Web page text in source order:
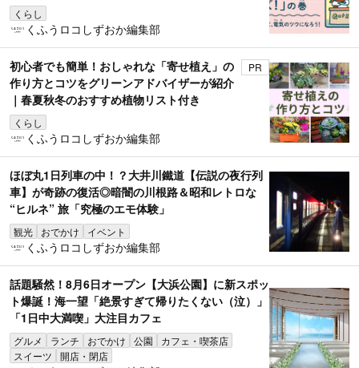
くらし
くふうロコしずおか編集部
初心者でも簡単！おしゃれな「寄せ植え」の
作り方とコツをグリーンアドバイザーが紹介
｜春夏秋冬のおすすめ植物リスト付き
くらし
PR
くふうロコしずおか編集部
ほぼ丸1日列車の中！？大井川鐵道【伝説の夜行列
車】が奇跡の復活◎暗闇の川根路＆昭和レトロな
“ヒルネ” 旅「究極のエモ体験」
観光 おでかけ イベント
くふうロコしずおか編集部
話題騒然！8月6日オープン【大浜公園】に新スポッ
ト爆誕！海一望「絶景すぎて帰りたくない（泣）」
「1日中大満喫」大注目カフェ
グルメ ランチ おでかけ 公園
カフェ・喫茶店
スイーツ
開店・閉店